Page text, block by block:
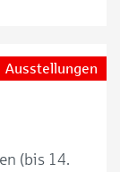
Ausstellungen
(bis 14.